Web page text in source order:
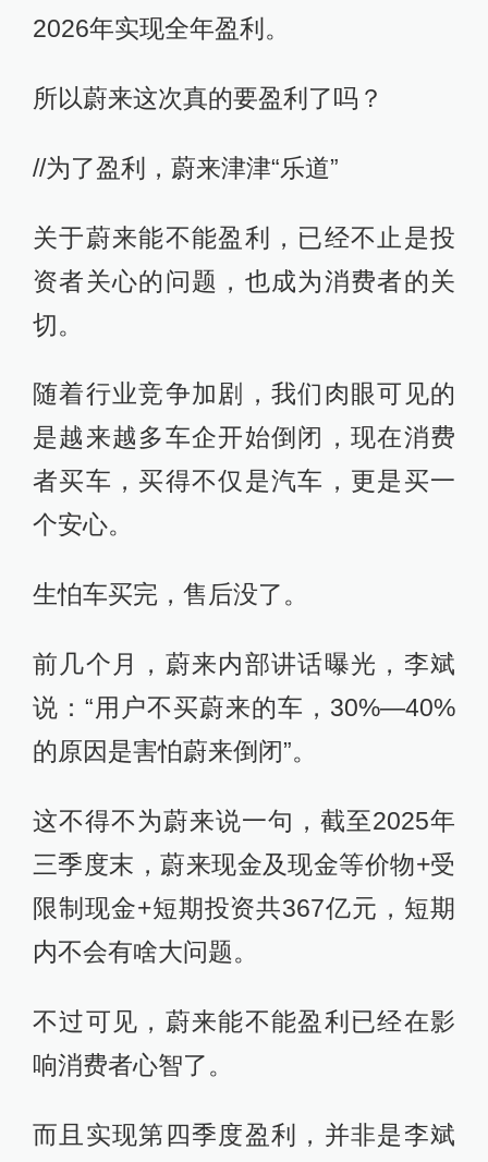
2026年实现全年盈利。
所以蔚来这次真的要盈利了吗？
//为了盈利，蔚来津津“乐道”
关于蔚来能不能盈利，已经不止是投
资者关心的问题，也成为消费者的关
切。
随着行业竞争加剧，我们肉眼可见的
是越来越多车企开始倒闭，现在消费
者买车，买得不仅是汽车，更是买一
个安心。
生怕车买完，售后没了。
前几个月，蔚来内部讲话曝光，李斌
说：“用户不买蔚来的车，30%—40%
的原因是害怕蔚来倒闭”。
这不得不为蔚来说一句，截至2025年
三季度末，蔚来现金及现金等价物+受
限制现金+短期投资共367亿元，短期
内不会有啥大问题。
不过可见，蔚来能不能盈利已经在影
响消费者心智了。
而且实现第四季度盈利，并非是李斌